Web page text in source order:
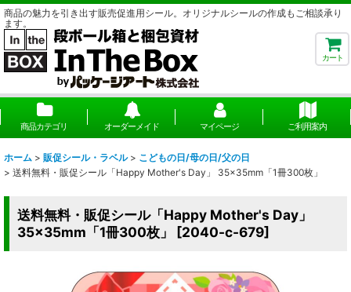
商品の魅力を引き出す販売促進用シール。オリジナルシールの作成もご相談承り
ます。
カート
商品カテゴリ オーダーメイド マイページ ご利用案内
ホーム > 販促シール・ラベル > こどもの日/母の日/父の日
> 送料無料・販促シール「Happy Mother's Day」 35×35mm「1冊300枚」
送料無料・販促シール「Happy Mother's Day」
35×35mm「1冊300枚」
[2040-c-679]